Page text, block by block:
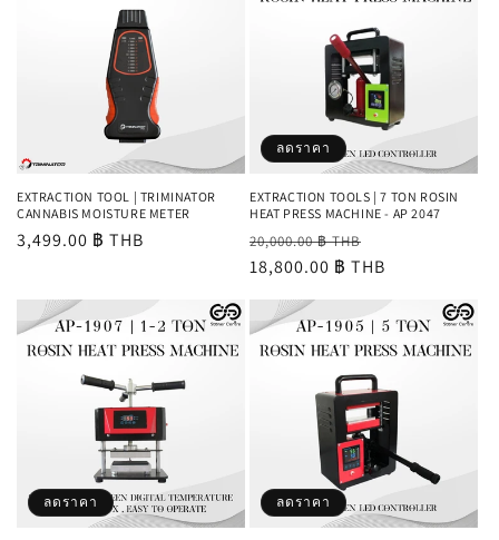
EXTRACTION TOOL | TRIMINATOR
CANNABIS MOISTURE METER
ราคา
3,499.00 ฿ THB
ลดราคา
EXTRACTION TOOLS | 7 TON ROSIN
HEAT PRESS MACHINE - AP 2047
ราคา
ปกติ
20,000.00 ฿ THB
โปรโมชัน
18,800.00 ฿ THB
ลดราคา ลดราคา